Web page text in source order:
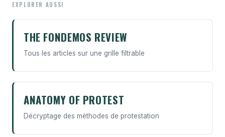
EXPLORER AUSSI
THE FONDEMOS REVIEW
Tous les articles sur une grille filtrable
ANATOMY OF PROTEST
Décryptage des méthodes de protestation